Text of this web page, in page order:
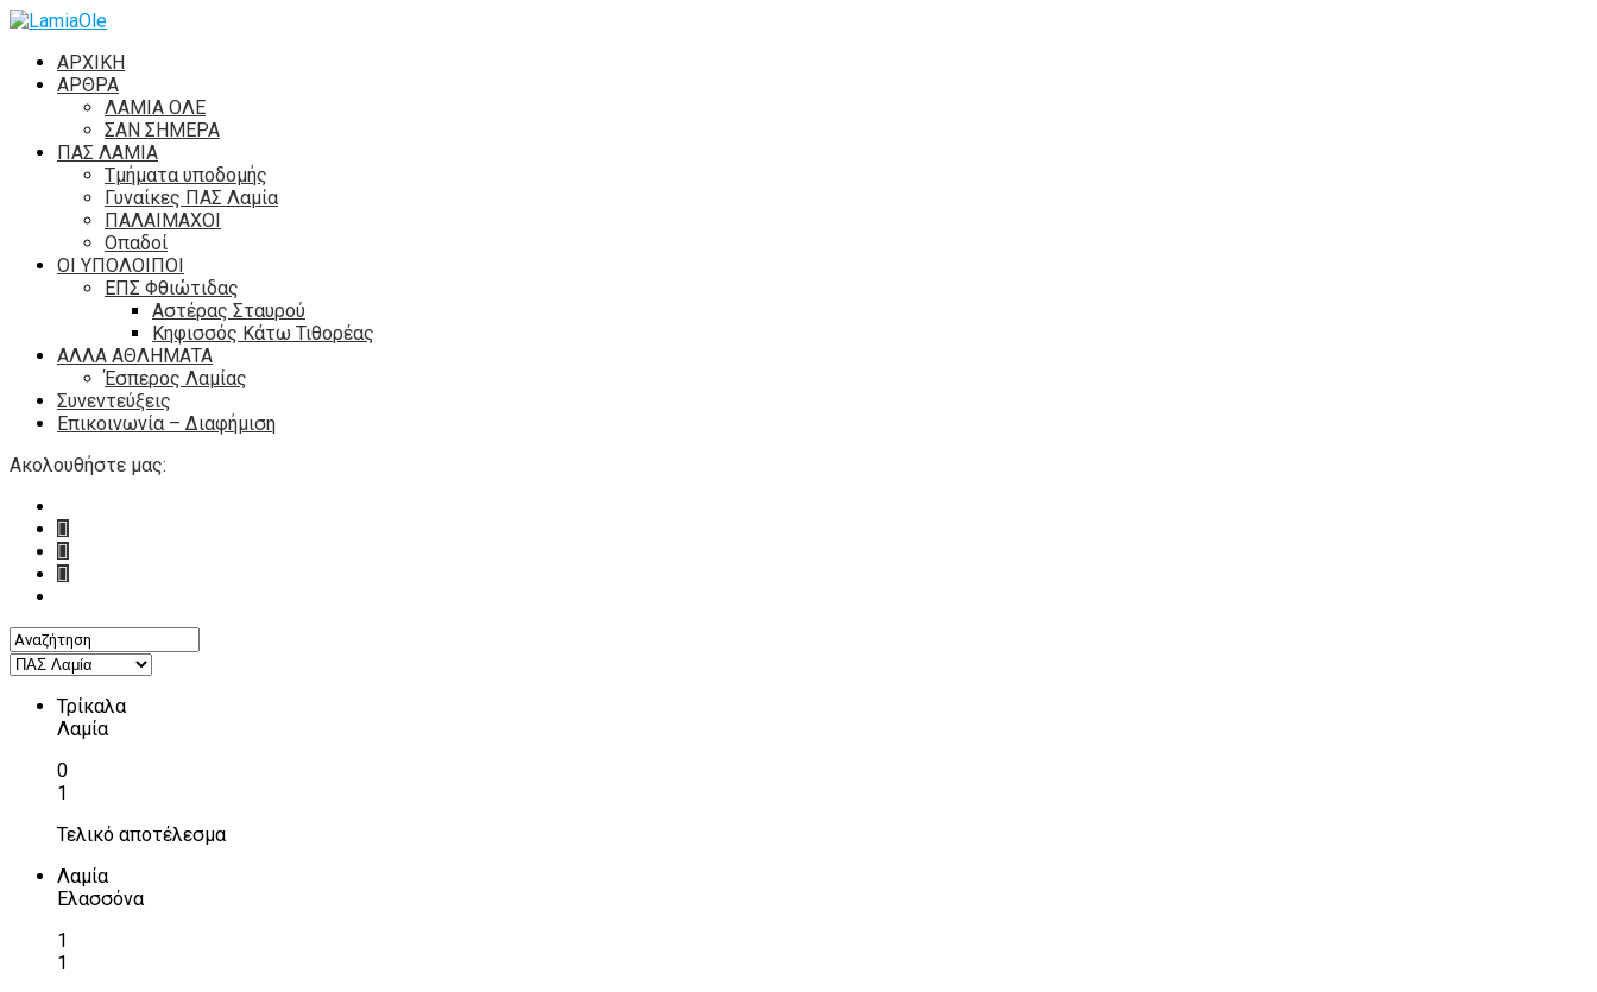
ΑΡΧΙΚΗ
ΑΡΘΡΑ
ΛΑΜΙΑ ΟΛΕ
ΣΑΝ ΣΗΜΕΡΑ
ΠΑΣ ΛΑΜΙΑ
Τμήματα υποδομής
Γυναίκες ΠΑΣ Λαμία
ΠΑΛΑΙΜΑΧΟΙ
Οπαδοί
ΟΙ ΥΠΟΛΟΙΠΟΙ
ΕΠΣ Φθιώτιδας
Αστέρας Σταυρού
Κηφισσός Κάτω Τιθορέας
ΑΛΛΑ ΑΘΛΗΜΑΤΑ
Έσπερος Λαμίας
Συνεντεύξεις
Επικοινωνία – Διαφήμιση
Ακολουθήστε μας:
Τρίκαλα
Λαμία
0
1
Τελικό αποτέλεσμα
Λαμία
Ελασσόνα
1
1